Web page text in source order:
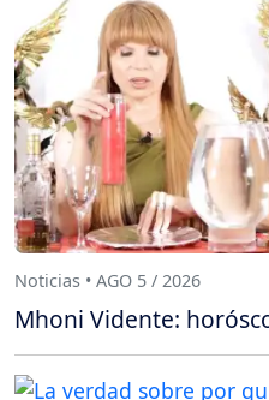
Noticias • AGO 5 / 2026
Mhoni Vidente: